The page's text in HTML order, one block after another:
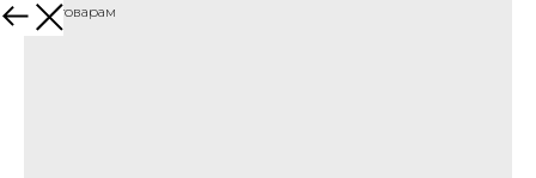
Назад к товарам